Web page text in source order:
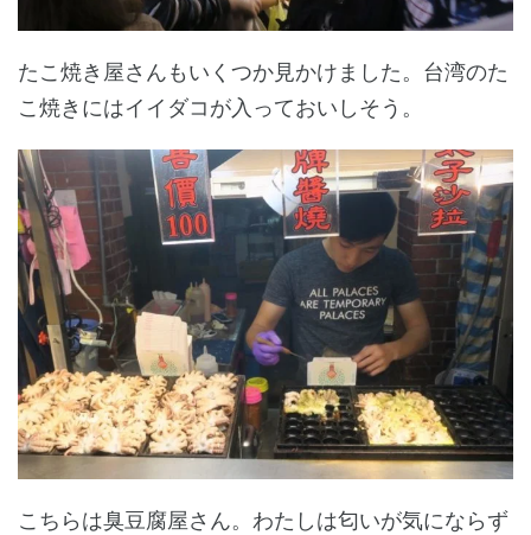
たこ焼き屋さんもいくつか見かけました。台湾のた
こ焼きにはイイダコが入っておいしそう。
こちらは臭豆腐屋さん。わたしは匂いが気にならず